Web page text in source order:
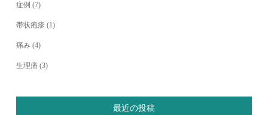
症例 (7)
帯状疱疹 (1)
痛み (4)
生理痛 (3)
最近の投稿